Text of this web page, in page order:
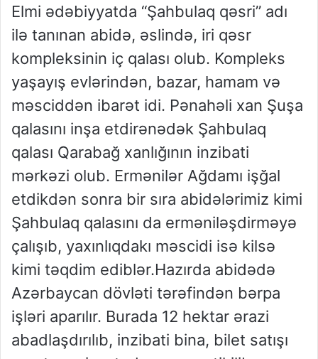
Elmi ədəbiyyatda “Şahbulaq qəsri” adı
ilə tanınan abidə, əslində, iri qəsr
kompleksinin iç qalası olub. Kompleks
yaşayış evlərindən, bazar, hamam və
məsciddən ibarət idi. Pənahəli xan Şuşa
qalasını inşa etdirənədək Şahbulaq
qalası Qarabağ xanlığının inzibati
mərkəzi olub. Ermənilər Ağdamı işğal
etdikdən sonra bir sıra abidələrimiz kimi
Şahbulaq qalasını da erməniləşdirməyə
çalışıb, yaxınlıqdakı məscidi isə kilsə
kimi təqdim ediblər.Hazırda abidədə
Azərbaycan dövləti tərəfindən bərpa
işləri aparılır. Burada 12 hektar ərazi
abadlaşdırılıb, inzibati bina, bilet satışı